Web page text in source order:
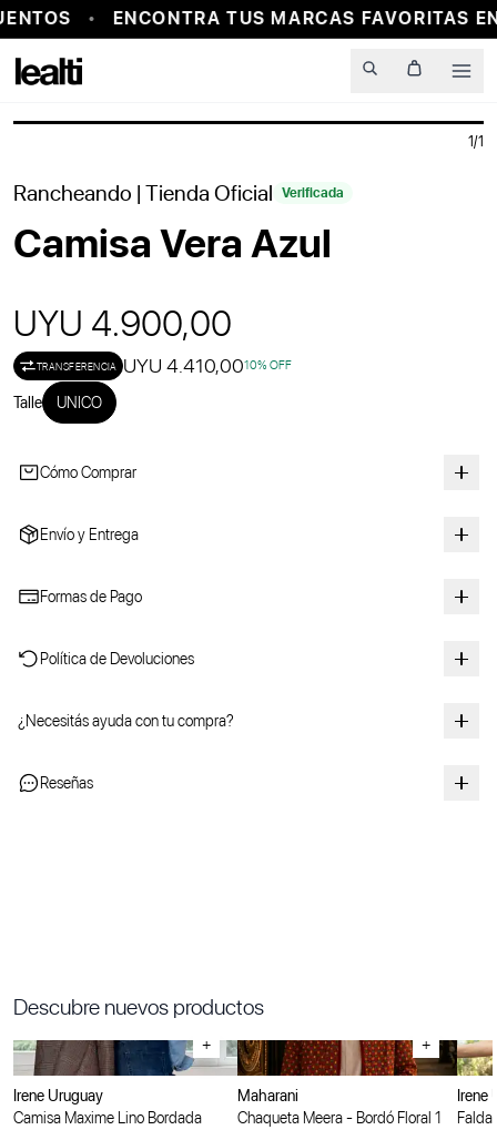
ENCONTRA TUS MARCAS FAVORITAS
PROBADOR VIRTUAL
1/1
Rancheando | Tienda Oficial Verificada
Camisa Vera Azul
UYU 4.900,00
TRANSFERENCIA UYU 4.410,0010% OFF
Talle UNICO
Cómo Comprar
Envío y Entrega
Formas de Pago
Política de Devoluciones
¿Necesitás ayuda con tu compra?
Reseñas
Descubre nuevos productos
+
Irene Uruguay
Camisa Maxime Lino Bordada
+
Maharani
Chaqueta Meera - Bordó Floral 1
Irene
Falda